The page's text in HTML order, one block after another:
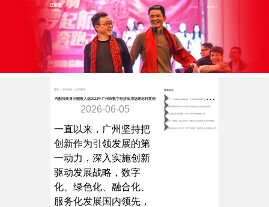
产品服务 业务合作 公司动态 联系我们
首页 > 公司动态 > 公司资讯
汽配独角兽巴图鲁入选2023年广州市数字经济应用场景标杆案例
2026-06-05
一直以来，广州坚持把
创新作为引领发展的第
一动力，深入实施创新
驱动发展战略，数字
化、绿色化、融合化、
服务化发展国内领先，
最新动态
做
了 15 年易损件越做越难？北海老板靠加盟巴图鲁稳守月近百万营收
巴图鲁受邀出席2026中国汽车流通大会并发表主题演讲
80后宝妈跨行做汽配，5年从“零基础”到独当一面
喜报！巴图鲁入选2025年广东数字经济创新型企业优秀案例
巴图鲁获得2025年度广州汽车服务行业标杆企业 品牌影响力奖